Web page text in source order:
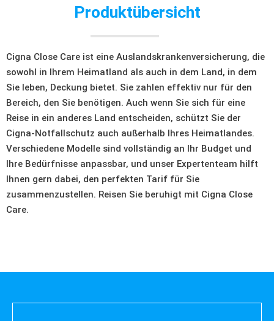
Produktübersicht
Cigna Close Care ist eine Auslandskrankenversicherung, die
sowohl in Ihrem Heimatland als auch in dem Land, in dem
Sie leben, Deckung bietet. Sie zahlen effektiv nur für den
Bereich, den Sie benötigen. Auch wenn Sie sich für eine
Reise in ein anderes Land entscheiden, schützt Sie der
Cigna-Notfallschutz auch außerhalb Ihres Heimatlandes.
Verschiedene Modelle sind vollständig an Ihr Budget und
Ihre Bedürfnisse anpassbar, und unser Expertenteam hilft
Ihnen gern dabei, den perfekten Tarif für Sie
zusammenzustellen. Reisen Sie beruhigt mit Cigna Close
Care.